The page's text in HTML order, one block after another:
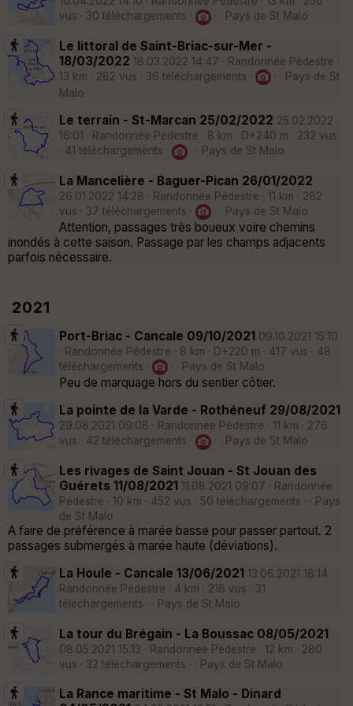
vus · 30 téléchargements ·
· · Pays de St Malo
Le littoral de Saint-Briac-sur-Mer -
18/03/2022 18.03.2022 14:47 · Randonnée Pédestre ·
13 km · 282 vus · 36 téléchargements ·
· · Pays de St
Malo
Le terrain - St-Marcan 25/02/2022 25.02.2022
16:01 · Randonnée Pédestre · 8 km · D+240 m · 232 vus
· 41 téléchargements ·
· · Pays de St Malo
La Mancelière - Baguer-Pican 26/01/2022
26.01.2022 14:28 · Randonnée Pédestre · 11 km · 282
vus · 37 téléchargements ·
· · Pays de St Malo
Attention, passages très boueux voire chemins
inondés à cette saison. Passage par les champs adjacents
parfois nécessaire.
2021
Port-Briac - Cancale 09/10/2021 09.10.2021 15:10
· Randonnée Pédestre · 8 km · D+220 m · 417 vus · 48
téléchargements ·
· · Pays de St Malo
Peu de marquage hors du sentier côtier.
La pointe de la Varde - Rothéneuf 29/08/2021
29.08.2021 09:08 · Randonnée Pédestre · 11 km · 276
vus · 42 téléchargements ·
· · Pays de St Malo
Les rivages de Saint Jouan - St Jouan des
Guérets 11/08/2021 11.08.2021 09:07 · Randonnée
Pédestre · 10 km · 452 vus · 50 téléchargements · · Pays
de St Malo
A faire de préférence à marée basse pour passer partout. 2
passages submergés à marée haute (déviations).
La Houle - Cancale 13/06/2021 13.06.2021 18:14 ·
Randonnée Pédestre · 4 km · 218 vus · 31
téléchargements · · Pays de St Malo
La tour du Brégain - La Boussac 08/05/2021
08.05.2021 15:13 · Randonnée Pédestre · 12 km · 280
vus · 32 téléchargements · · Pays de St Malo
La Rance maritime - St Malo - Dinard